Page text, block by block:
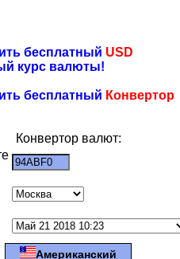
бесплатный USD
курс валюты!
бесплатный Конвертор
Конвертор валют:
Американский